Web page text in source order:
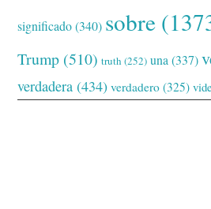
significado(340) sobre
Trump (510) truth (252) una (337)
verdadera (434) verdadero (325)